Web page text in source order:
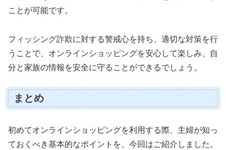
ことが可能です。
フィッシング詐欺に対する警戒心を持ち、適切な対策を行
うことで、オンラインショッピングを安心して楽しみ、自
分と家族の情報を安全に守ることができるでしょう。
まとめ
初めてオンラインショッピングを利用する際、主婦が知っ
ておくべき基本的なポイントを、今回はご紹介しました。